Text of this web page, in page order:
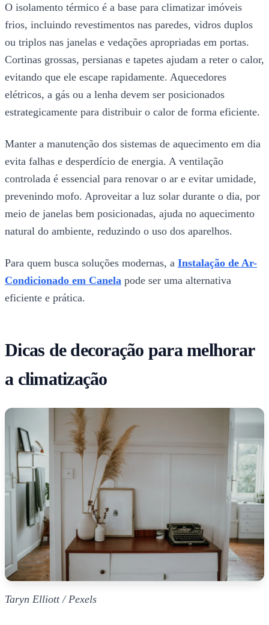
O isolamento térmico é a base para climatizar imóveis
frios, incluindo revestimentos nas paredes, vidros duplos
ou triplos nas janelas e vedações apropriadas em portas.
Cortinas grossas, persianas e tapetes ajudam a reter o calor,
evitando que ele escape rapidamente. Aquecedores
elétricos, a gás ou a lenha devem ser posicionados
estrategicamente para distribuir o calor de forma eficiente.
Manter a manutenção dos sistemas de aquecimento em dia
evita falhas e desperdício de energia. A ventilação
controlada é essencial para renovar o ar e evitar umidade,
prevenindo mofo. Aproveitar a luz solar durante o dia, por
meio de janelas bem posicionadas, ajuda no aquecimento
natural do ambiente, reduzindo o uso dos aparelhos.
Para quem busca soluções modernas, a Instalação de Ar-
Condicionado em Canela pode ser uma alternativa
eficiente e prática.
Dicas de decoração para melhorar
a climatização
Taryn Elliott / Pexels